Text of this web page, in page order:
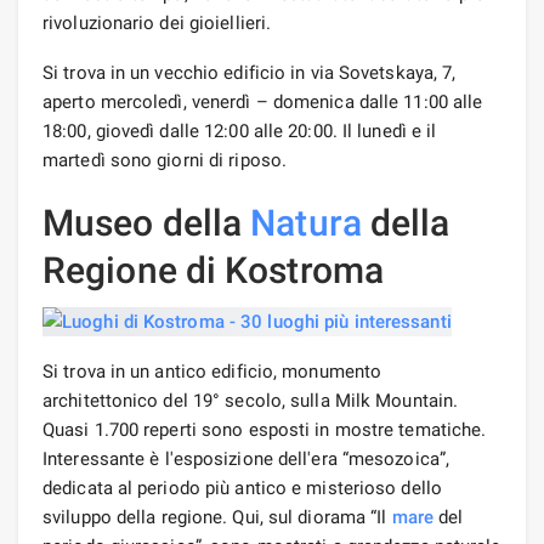
rivoluzionario dei gioiellieri.
Si trova in un vecchio edificio in via Sovetskaya, 7,
aperto mercoledì, venerdì – domenica dalle 11:00 alle
18:00, giovedì dalle 12:00 alle 20:00. Il lunedì e il
martedì sono giorni di riposo.
Museo della Natura della
Regione di Kostroma
Si trova in un antico edificio, monumento
architettonico del 19° secolo, sulla Milk Mountain.
Quasi 1.700 reperti sono esposti in mostre tematiche.
Interessante è l'esposizione dell'era “mesozoica”,
dedicata al periodo più antico e misterioso dello
sviluppo della regione. Qui, sul diorama “Il maredel